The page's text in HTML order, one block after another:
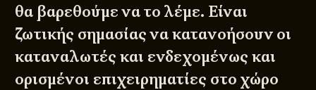
θα βαρεθούμε να το λέμε. Είναι
ζωτικής σημασίας να κατανοήσουν οι
καταναλωτές και ενδεχομένως και
ορισμένοι επιχειρηματίες στο χώρο